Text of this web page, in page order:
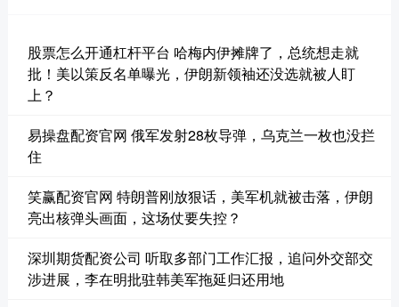
股票怎么开通杠杆平台 哈梅内伊摊牌了，总统想走就
批！美以策反名单曝光，伊朗新领袖还没选就被人盯
上？
易操盘配资官网 俄军发射28枚导弹，乌克兰一枚也没拦
住
笑赢配资官网 特朗普刚放狠话，美军机就被击落，伊朗
亮出核弹头画面，这场仗要失控？
深圳期货配资公司 听取多部门工作汇报，追问外交部交
涉进展，李在明批驻韩美军拖延归还用地